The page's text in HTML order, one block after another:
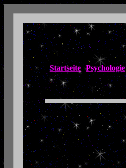
Startseite Psychologie